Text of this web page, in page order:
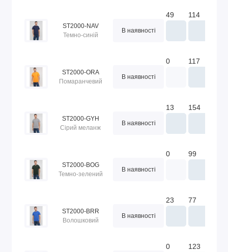
ST2000-NAV
Темно-синій
В наявності
49 114
ST2000-ORA
Помаранчевий
В наявності
0 117
ST2000-GYH
Сірий меланж
В наявності
13 154
ST2000-BOG
Темно-зелений
В наявності
0 99
ST2000-BRR
Волошковий
В наявності
23 77
0 123